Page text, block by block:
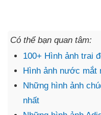
Có thể bạn quan tâm:
100+ Hình ảnh trai
Hình ảnh nước mắt
Những hình ảnh
nhất